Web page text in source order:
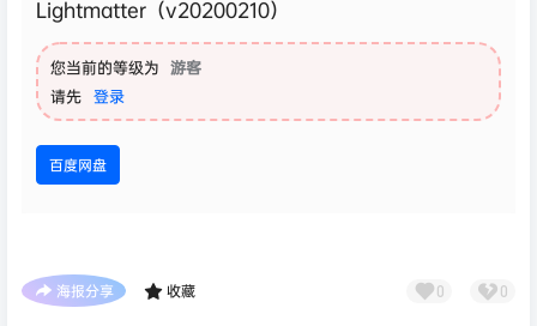
Lightmatter（v20200210）
您当前的等级为 游客
请先 登录
百度网盘
海报分享 收藏 0 0